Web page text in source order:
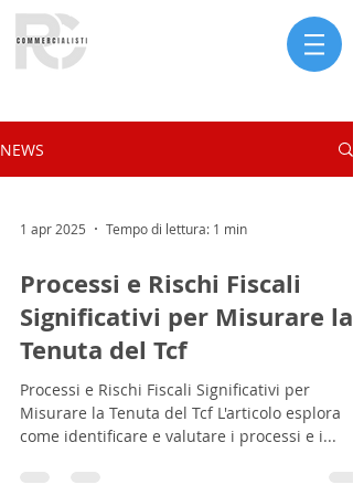
NEWS
1 apr 2025 Tempo di lettura: 1 min
Processi e Rischi Fiscali
Significativi per Misurare la
Tenuta del Tcf
Processi e Rischi Fiscali Significativi per
Misurare la Tenuta del Tcf L'articolo esplora
come identificare e valutare i processi e i...